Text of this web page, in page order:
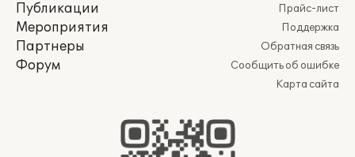
Публикации
Мероприятия
Партнеры
Форум
Прайс-лист
Поддержка
Обратная связь
Сообщить об ошибке
Карта сайта